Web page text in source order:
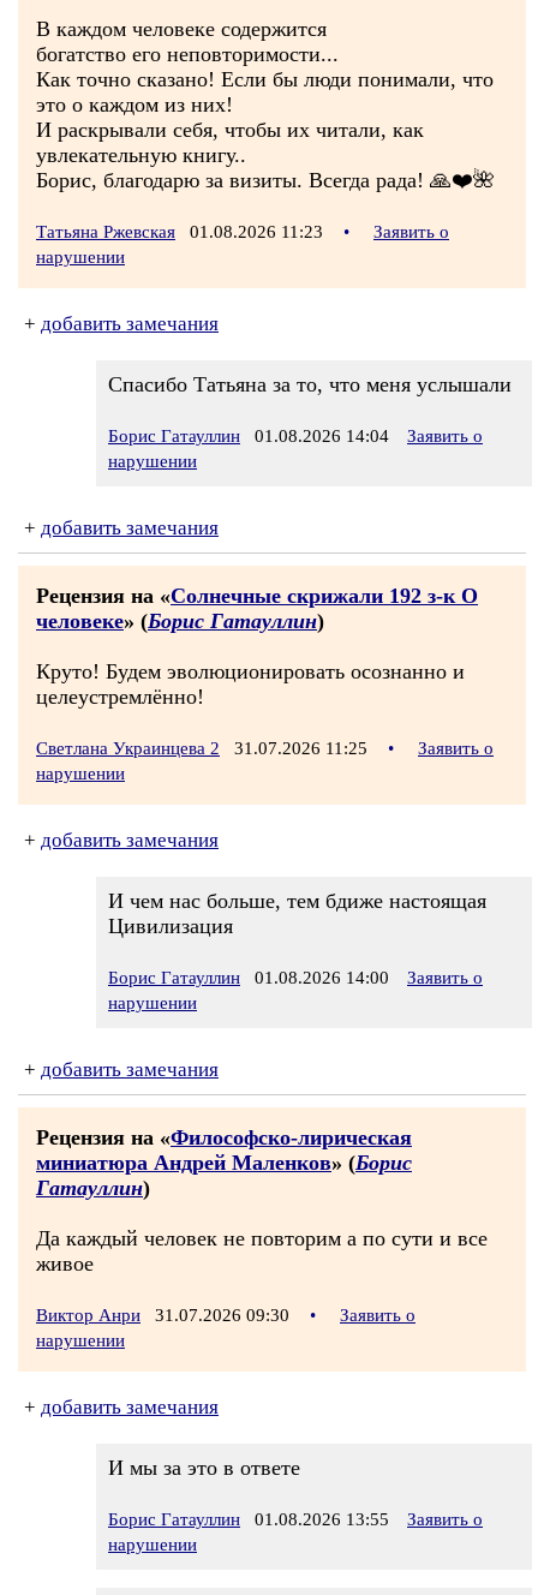
В каждом человеке содержится
богатство его неповторимости...
Как точно сказано! Если бы люди понимали, что
это о каждом из них!
И раскрывали себя, чтобы их читали, как
увлекательную книгу..
Борис, благодарю за визиты. Всегда рада! 🙏❤️🌺
Татьяна Ржевская 01.08.2026 11:23 •
Заявить о
нарушении
+ добавить замечания
Спасибо Татьяна за то, что меня услышали
Борис Гатауллин 01.08.2026 14:04
Заявить о
нарушении
+ добавить замечания
Рецензия на «Солнечные скрижали 192 з-к О
человеке» (Борис Гатауллин)
Круто! Будем эволюционировать осознанно и
целеустремлённо!
Светлана Украинцева 2 31.07.2026 11:25 •
Заявить о
нарушении
+ добавить замечания
И чем нас больше, тем бдиже настоящая
Цивилизация
Борис Гатауллин 01.08.2026 14:00
Заявить о
нарушении
+ добавить замечания
Рецензия на «Философско-лирическая
миниатюра Андрей Маленков» (Борис
Гатауллин)
Да каждый человек не повторим а по сути и все
живое
Виктор Анри 31.07.2026 09:30 •
Заявить о
нарушении
+ добавить замечания
И мы за это в ответе
Борис Гатауллин 01.08.2026 13:55
Заявить о
нарушении